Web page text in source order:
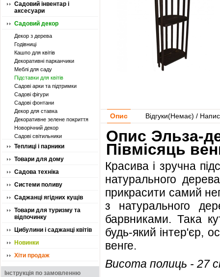
Садовий інвентар і
аксесуари
Садовий декор
Декор з дерева
Годівниці
Кашпо для квітів
Декоративні парканчики
Меблі для саду
Підставки для квітів
Садові арки та підтримки
Садові фігури
Садові фонтани
Декор для ставка
Декоративне зелене покриття
Новорічний декор
Садові світильники
Теплиці і парники
Товари для дому
Садова техніка
Системи поливу
Саджанці ягідних кущів
Товари для туризму та
відпочинку
Цибулини і саджанці квітів
Новинки
Хіти продаж
Інструкція по замовленню
Опис Відгуки(Немає) /
Опис Эльза-
Півмісяць
Красива і зручна
натурального
прикрасити самий
з натурального
барвниками. Така
будь-який інтер'єр,
венге.
Висота полиць - 27